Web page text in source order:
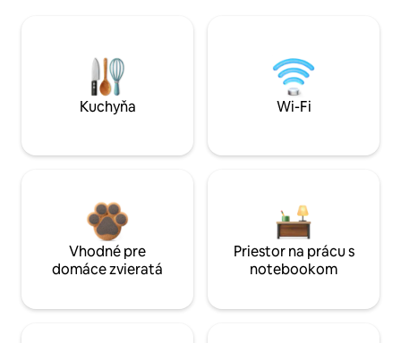
Kuchyňa Wi-Fi
Vhodné pre
domáce zvieratá
Priestor na prácu s
notebookom